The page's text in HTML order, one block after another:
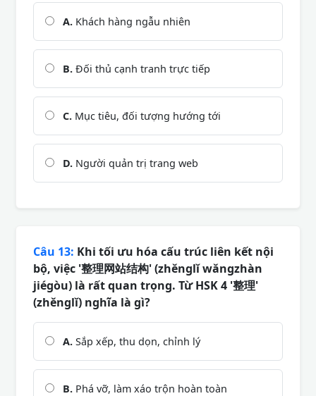
A. Khách hàng ngẫu nhiên
B. Đối thủ cạnh tranh trực tiếp
C. Mục tiêu, đối tượng hướng tới
D. Người quản trị trang web
Câu 13: Khi tối ưu hóa cấu trúc liên kết nội
bộ, việc '整理网站结构' (zhěnglǐ wǎngzhàn
jiégòu) là rất quan trọng. Từ HSK 4 '整理'
(zhěnglǐ) nghĩa là gì?
A. Sắp xếp, thu dọn, chỉnh lý
B. Phá vỡ, làm xáo trộn hoàn toàn